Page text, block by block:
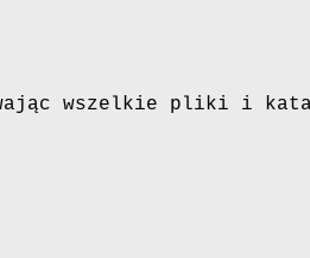
wszelkie pliki i